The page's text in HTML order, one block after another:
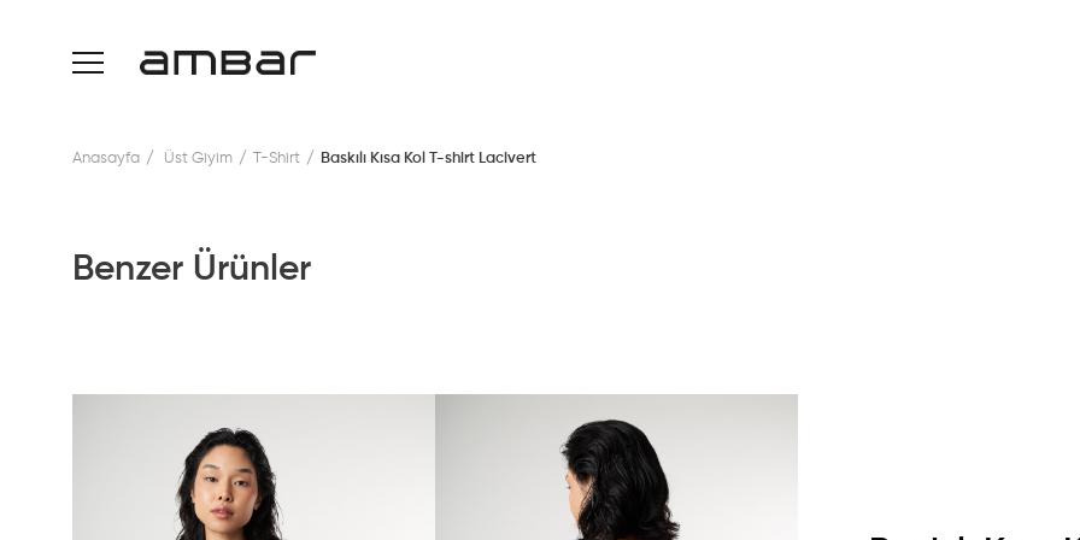
Anasayfa Üst Giyim T-Shirt Baskılı Kısa Kol T-shirt Lacivert
Benzer Ürünler